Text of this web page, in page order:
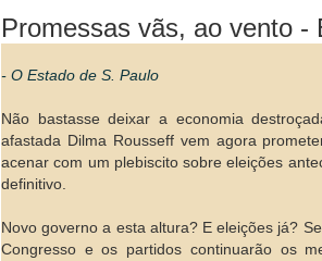
Promessas vãs, ao vento -
- O Estado de S. Paulo
Não bastasse deixar a economia
afastada Dilma Rousseff vem agora
acenar com um plebiscito sobre eleições
definitivo.
Novo governo a esta altura? E eleições já?
Congresso e os partidos continuarão os